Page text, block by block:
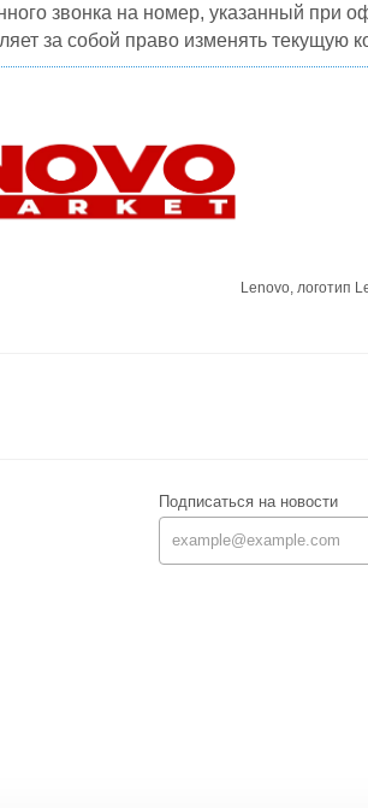
звонка на номер, указанный при
за собой право изменять
Lenovo, логотип
Подписаться на новости